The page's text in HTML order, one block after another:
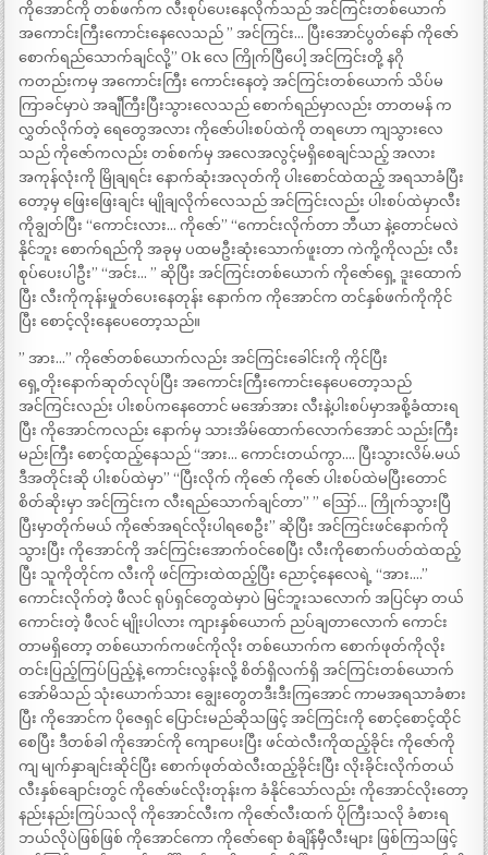
ကိုအောင်ကို တစ်ဖက်က လီးစုပ်ပေးနေလိုက်သည် အင်ကြင်းတစ်ယောက်
အကောင်းကြီးကောင်းနေလေသည် ” အင်ကြင်း… ပြီးအောင်ပွတ်နော် ကိုဇော်
စောက်ရည်သောက်ချင်လို့” Ok လေ ကြိုက်ပြီပေါ့ အင်ကြင်းတို့ နဂို
ကတည်းကမှ အကောင်းကြီး ကောင်းနေတဲ့ အင်ကြင်းတစ်ယောက် သိပ်မ
ကြာခင်မှာပဲ အချီကြီးပြီးသွားလေသည် စောက်ရည်မှာလည်း တာတမန် က
လွှတ်လိုက်တဲ့ ရေတွေအလား ကိုဇော်ပါးစပ်ထဲကို တရဟော ကျသွားလေ
သည် ကိုဇော်ကလည်း တစ်စက်မှ အလေအလွင့်မရှိစေချင်သည့် အလား
အကုန်လုံးကို မြိုချရင်း နောက်ဆုံးအလုတ်ကို ပါးစောင်ထဲထည့် အရသာခံပြီး
တော့မှ ဖြေးဖြေးချင်း မျိုချလိုက်လေသည် အင်ကြင်းလည်း ပါးစပ်ထဲမှာလီး
ကိုချွတ်ပြီး “ကောင်းလား… ကိုဇော်” “ကောင်းလိုက်တာ ဘီယာ နဲ့တောင်မလဲ
နိုင်ဘူး စောက်ရည်ကို အခုမှ ပထမဦးဆုံးသောက်ဖူးတာ ကဲကို့ကိုလည်း လီး
စုပ်ပေးပါဦး” “အင်း… ” ဆိုပြီး အင်ကြင်းတစ်ယောက် ကိုဇော်ရှေ့ ဒူးထောက်
ပြီး လီးကိုကုန်းမှုတ်ပေးနေတုန်း နောက်က ကိုအောင်က တင်နှစ်ဖက်ကိုကိုင်
ပြီး စောင့်လိုးနေပေတော့သည်။
” အား…” ကိုဇော်တစ်ယောက်လည်း အင်ကြင်းခေါင်းကို ကိုင်ပြီး
ရှေ့တိုးနောက်ဆုတ်လုပ်ပြီး အကောင်းကြီးကောင်းနေပေတော့သည်
အင်ကြင်းလည်း ပါးစပ်ကနေတောင် မအော်အား လီးနဲ့ပါးစပ်မှာအစို့ခံထားရ
ပြီး ကိုအောင်ကလည်း နောက်မှ သားအိမ်ထောက်လောက်အောင် သည်းကြီး
မည်းကြီး စောင့်ထည့်နေသည် “အား… ကောင်းတယ်ကွာ…. ပြီးသွားလိမ်.မယ်
ဒီအတိုင်းဆို ပါးစပ်ထဲမှာ” “ပြီးလိုက် ကိုဇော် ကိုဇော် ပါးစပ်ထဲမပြီးတောင်
စိတ်ဆိုးမှာ အင်ကြင်းက လီးရည်သောက်ချင်တာ” ” ဪ… ကြိုက်သွားပြီ
ပြီးမှာတိုက်မယ် ကိုဇော်အရင်လိုးပါရစေဦး” ဆိုပြီး အင်ကြင်းဖင်နောက်ကို
သွားပြီး ကိုအောင်ကို အင်ကြင်းအောက်ဝင်စေပြီး လီးကိုစောက်ပတ်ထဲထည့်
ပြီး သူကိုတိုင်က လီးကို ဖင်ကြားထဲထည့်ပြီး ညောင့်နေလေရဲ့ “အား….”
ကောင်းလိုက်တဲ့ ဖီလင် ရုပ်ရှင်တွေထဲမှာပဲ မြင်ဘူးသလောက် အပြင်မှာ တယ်
ကောင်းတဲ့ ဖီလင် မျိုးပါလား ကျားနှစ်ယောက် ညပ်ချတာလောက် ကောင်း
တာမရှိတော့ တစ်ယောက်ကဖင်ကိုလိုး တစ်ယောက်က စောက်ဖုတ်ကိုလိုး
တင်းပြည့်ကြပ်ပြည့်နဲ့ ကောင်းလွန်းလို့ စိတ်ရှိလက်ရှိ အင်ကြင်းတစ်ယောက်
အော်မိသည် သုံးယောက်သား ချွေးတွေတဒီးဒီးကြအောင် ကာမအရသာခံစား
ပြီး ကိုအောင်က ပိုဇေရှင် ပြောင်းမည်ဆိုသဖြင့် အင်ကြင်းကို စောင့်စောင့်ထိုင်
စေပြီး ဒီတစ်ခါ ကိုအောင်ကို ကျောပေးပြီး ဖင်ထဲလီးကိုထည့်ခိုင်း ကိုဇော်ကို
ကျ မျက်နှာချင်းဆိုင်ပြီး စောက်ဖုတ်ထဲလီးထည့်ခိုင်းပြီး လိုးခိုင်းလိုက်တယ်
လီးနှစ်ချောင်းတွင် ကိုဇော်ဖင်လိုးတုန်းက ခံနိုင်သော်လည်း ကိုအောင်လိုးတော့
နည်းနည်းကြပ်သလို ကိုအောင်လီးက ကိုဇော်လီးထက် ပိုကြီးသလို ခံစားရ
ဘယ်လိုပဲဖြစ်ဖြစ် ကိုအောင်ကော ကိုဇော်ရော စံချိန်မှီလီးများ ဖြစ်ကြသဖြင့်